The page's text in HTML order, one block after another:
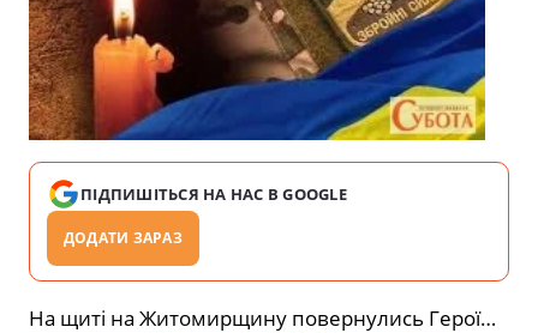
ПІДПИШІТЬСЯ НА НАС В GOOGLE
ДОДАТИ ЗАРАЗ
На щиті на Житомирщину повернулись Герої…